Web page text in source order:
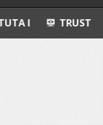
POESIA